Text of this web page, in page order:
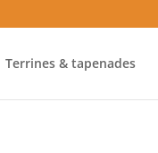
Terrines & tapenades